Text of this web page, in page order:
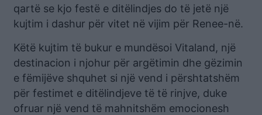
qartë se kjo festë e ditëlindjes do të jetë një
kujtim i dashur për vitet në vijim për Renee-në.
Këtë kujtim të bukur e mundësoi Vitaland, një
destinacion i njohur për argëtimin dhe gëzimin
e fëmijëve shquhet si një vend i përshtatshëm
për festimet e ditëlindjeve të të rinjve, duke
ofruar një vend të mahnitshëm emocionesh